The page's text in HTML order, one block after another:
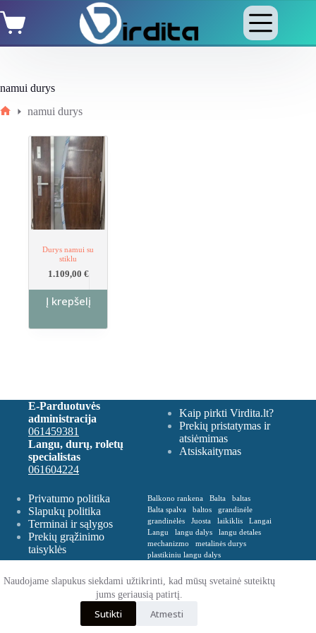
to
content
Naudojame slapukus siekdami užtikrinti, kad mūsų svetainė suteiktų
jums geriausią patirtį.
Sutikti Atmesti
Shopping
cart
namui durys
namui durys
Durys namui su
stiklu
1.109,00 €
Į krepšelį
E-Parduotuvės
administracija
061459381
Langu, durų, roletų
specialistas
061604224
Kaip pirkti Virdita.lt?
Prekių pristatymas ir
atsiėmimas
Atsiskaitymas
Privatumo politika
Slapukų politika
Terminai ir sąlygos
Prekių grąžinimo
taisyklės
Balkono rankena Balta
baltas
Balta spalva
baltos
grandinėle
grandinėlės
Juosta laikiklis
Langai
Langu
langu dalys
langu detales
mechanizmo
metalinės durys
plastikiniu langu dalys
Rankena
Remontas
roletu dalys
roletų ir žaliuzių dalys
Spalva balta
VERTIKALIŲ